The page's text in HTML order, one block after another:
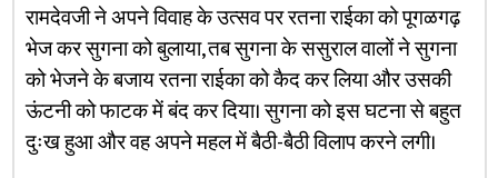
रामदेवजी ने अपने विवाह के उत्सव पर रतना राईका को पूगळगढ़
भेज कर सुगना को बुलाया, तब सुगना के ससुराल वालों ने सुगना
को भेजने के बजाय रतना राईका को कैद कर लिया और उसकी
ऊंटनी को फाटक में बंद कर दिया। सुगना को इस घटना से बहुत
दुःख हुआ और वह अपने महल में बैठी-बैठी विलाप करने लगी।